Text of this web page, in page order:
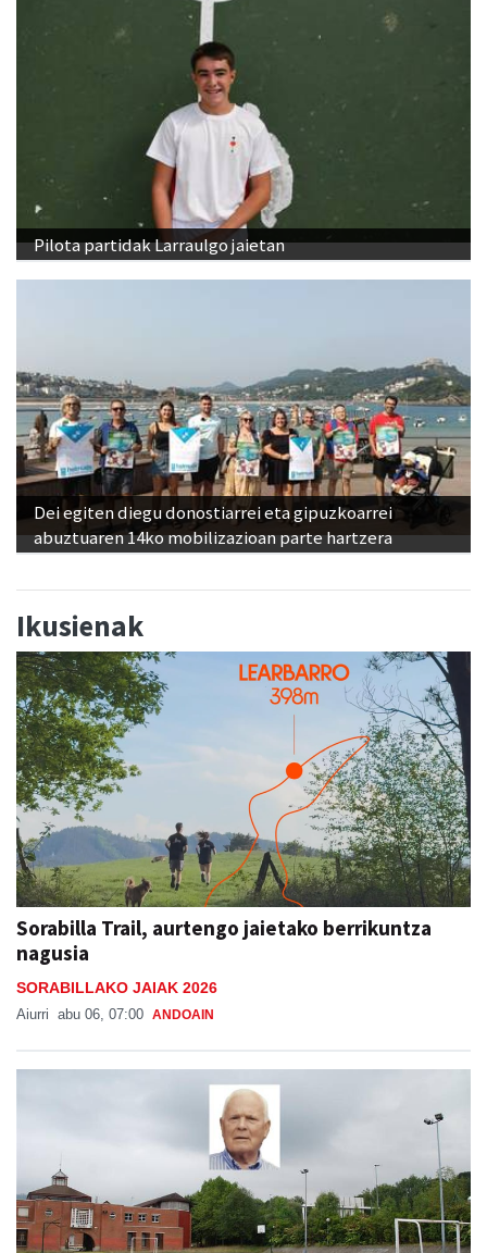
Pilota partidak Larraulgo jaietan
Dei egiten diegu donostiarrei eta gipuzkoarrei
abuztuaren 14ko mobilizazioan parte hartzera
Ikusienak
Sorabilla Trail, aurtengo jaietako berrikuntza
nagusia
SORABILLAKO JAIAK 2026
Aiurri abu 06, 07:00 ANDOAIN